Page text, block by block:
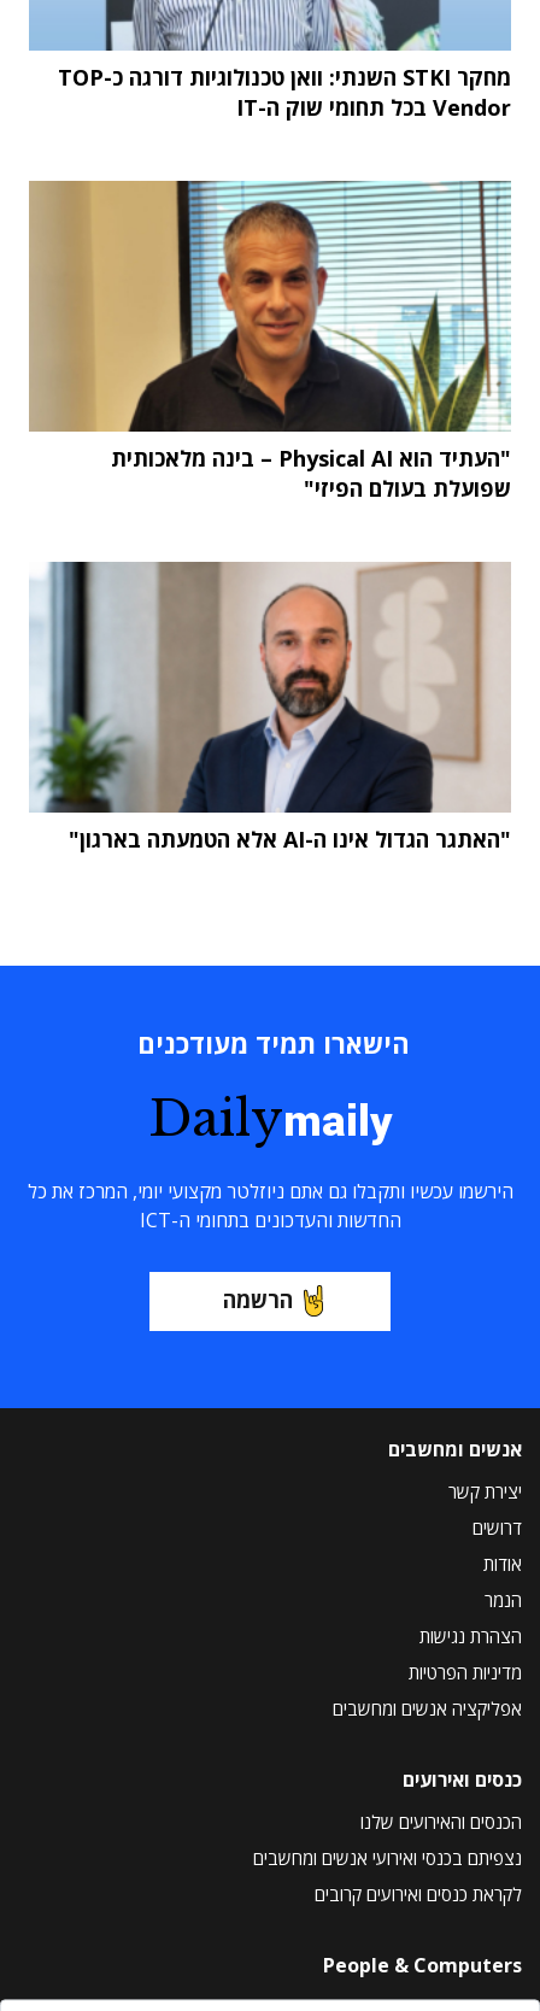
מחקר STKI השנתי: וואן טכנולוגיות דורגה כ-TOP
Vendor בכל תחומי שוק ה-IT
"העתיד הוא Physical AI – בינה מלאכותית
שפועלת בעולם הפיזי"
"האתגר הגדול אינו ה-AI אלא הטמעתה בארגון"
הישארו תמיד מעודכנים
Dailymaily
הירשמו עכשיו ותקבלו גם אתם ניוזלטר מקצועי יומי, המרכז את כל
החדשות והעדכונים בתחומי ה-ICT
הרשמה
אנשים ומחשבים
יצירת קשר
דרושים
אודות
הנמר
הצהרת נגישות
מדיניות הפרטיות
אפליקציה אנשים ומחשבים
כנסים ואירועים
הכנסים והאירועים שלנו
נצפיתם בכנסי ואירועי אנשים ומחשבים
לקראת כנסים ואירועים קרובים
People & Computers